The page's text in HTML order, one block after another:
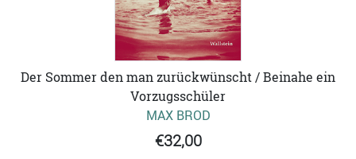
Der Sommer den man zurückwünscht / Beinahe ein
Vorzugsschüler
MAX BROD
€32,00